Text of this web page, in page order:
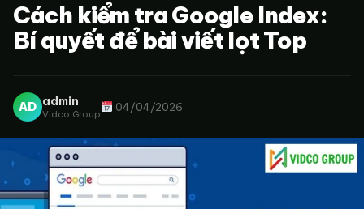
Cách kiểm tra Google Index:
Bí quyết để bài viết lọt Top
AD admin
Vidco Group
04/04/2026